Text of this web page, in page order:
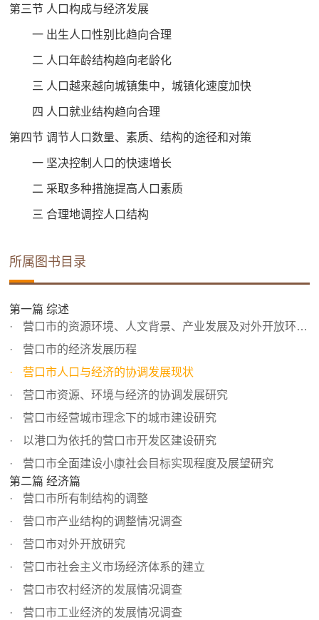
第三节 人口构成与经济发展
一 出生人口性别比趋向合理
二 人口年龄结构趋向老龄化
三 人口越来越向城镇集中，城镇化速度加快
四 人口就业结构趋向合理
第四节 调节人口数量、素质、结构的途径和对策
一 坚决控制人口的快速增长
二 采取多种措施提高人口素质
三 合理地调控人口结构
所属图书目录
第一篇 综述
营口市的资源环境、人文背景、产业发展及对外开放环境概况
营口市的经济发展历程
营口市人口与经济的协调发展现状
营口市资源、环境与经济的协调发展研究
营口市经营城市理念下的城市建设研究
以港口为依托的营口市开发区建设研究
营口市全面建设小康社会目标实现程度及展望研究
第二篇 经济篇
营口市所有制结构的调整
营口市产业结构的调整情况调查
营口市对外开放研究
营口市社会主义市场经济体系的建立
营口市农村经济的发展情况调查
营口市工业经济的发展情况调查